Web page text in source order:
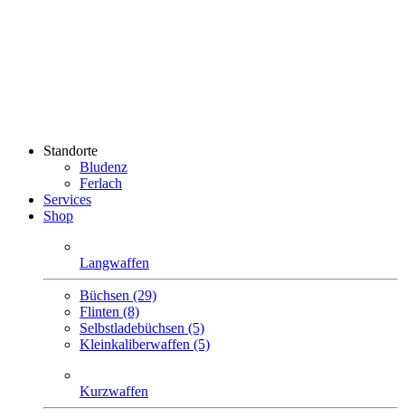
Standorte
Bludenz
Ferlach
Services
Shop
Langwaffen
Büchsen (29)
Flinten (8)
Selbstlade­büchsen (5)
Klein­kaliber­waffen (5)
Kurzwaffen